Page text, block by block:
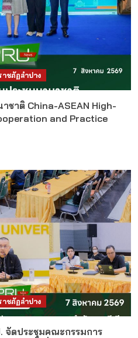
ชภัฏลำปาง
ชาติ China-ASEAN High-
and Practice
ชภัฏลำปาง
จัดประชุมคณะกรรมการ